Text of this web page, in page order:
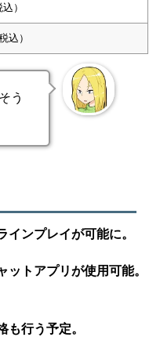
）
込）
う
インプレイが可能に。
ットアプリが使用可能。
も行う予定。